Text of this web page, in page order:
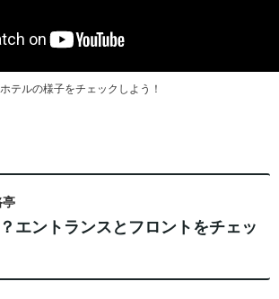
テルの様子をチェックしよう！
亭
エントランスとフロントをチェッ